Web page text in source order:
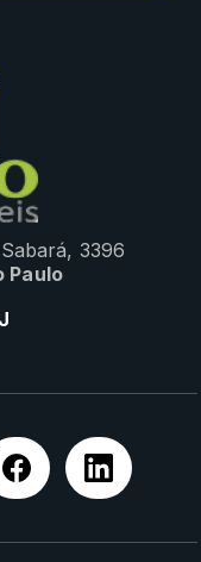
3396
Paulo